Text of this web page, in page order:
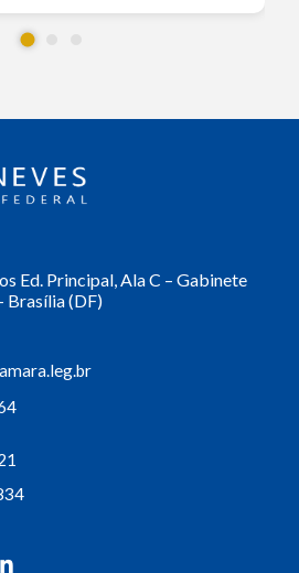
Ed. Principal, Ala C – Gabinete
Brasília (DF)